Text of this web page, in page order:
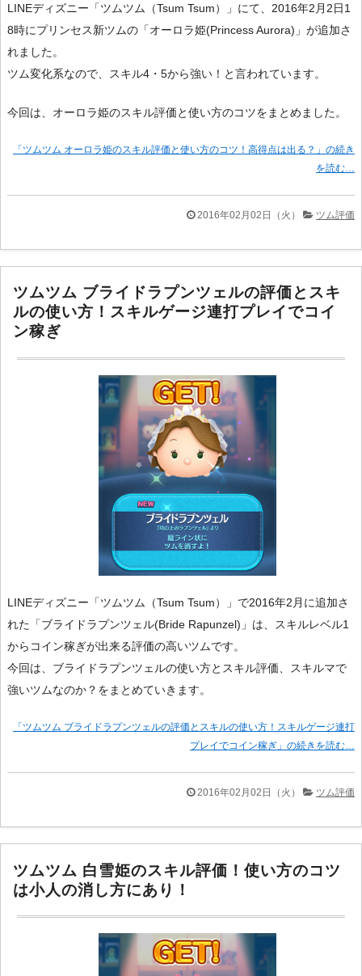
LINEディズニー「ツムツム（Tsum Tsum）」にて、2016年2月2日1
8時にプリンセス新ツムの「オーロラ姫(Princess Aurora)」が追加さ
れました。
ツム変化系なので、スキル4・5から強い！と言われています。
今回は、オーロラ姫のスキル評価と使い方のコツをまとめました。
「ツムツム オーロラ姫のスキル評価と使い方のコツ！高得点は出る？」の続き
を読む…
2016年02月02日（火） ツム評価
ツムツム ブライドラプンツェルの評価とスキ
ルの使い方！スキルゲージ連打プレイでコイ
ン稼ぎ
LINEディズニー「ツムツム（Tsum Tsum）」で2016年2月に追加さ
れた「ブライドラプンツェル(Bride Rapunzel)」は、スキルレベル1
からコイン稼ぎが出来る評価の高いツムです。
今回は、ブライドラプンツェルの使い方とスキル評価、スキルマで
強いツムなのか？をまとめていきます。
「ツムツム ブライドラプンツェルの評価とスキルの使い方！スキルゲージ連打
プレイでコイン稼ぎ」の続きを読む…
2016年02月02日（火） ツム評価
ツムツム 白雪姫のスキル評価！使い方のコツ
は小人の消し方にあり！